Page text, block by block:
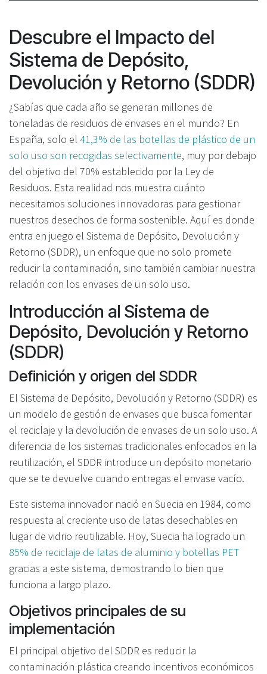
Descubre el Impacto del
Sistema de Depósito,
Devolución y Retorno (SDDR)
¿Sabías que cada año se generan millones de
toneladas de residuos de envases en el mundo? En
España, solo el 41,3% de las botellas de plástico de un
solo uso son recogidas selectivamente, muy por debajo
del objetivo del 70% establecido por la Ley de
Residuos. Esta realidad nos muestra cuánto
necesitamos soluciones innovadoras para gestionar
nuestros desechos de forma sostenible. Aquí es donde
entra en juego el Sistema de Depósito, Devolución y
Retorno (SDDR), un enfoque que no solo promete
reducir la contaminación, sino también cambiar nuestra
relación con los envases de un solo uso.
Introducción al Sistema de
Depósito, Devolución y Retorno
(SDDR)
Definición y origen del SDDR
El Sistema de Depósito, Devolución y Retorno (SDDR) es
un modelo de gestión de envases que busca fomentar
el reciclaje y la devolución de envases de un solo uso. A
diferencia de los sistemas tradicionales enfocados en la
reutilización, el SDDR introduce un depósito monetario
que se te devuelve cuando entregas el envase vacío.
Este sistema innovador nació en Suecia en 1984, como
respuesta al creciente uso de latas desechables en
lugar de vidrio reutilizable. Hoy, Suecia ha logrado un
85% de reciclaje de latas de aluminio y botellas PET
gracias a este sistema, demostrando lo bien que
funciona a largo plazo.
Objetivos principales de su
implementación
El principal objetivo del SDDR es reducir la
contaminación plástica creando incentivos económicos